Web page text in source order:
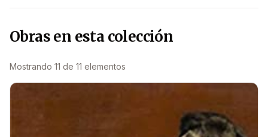
Obras en esta colección
Mostrando 11 de 11 elementos